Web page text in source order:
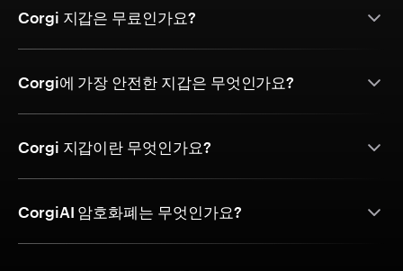
Corgi 지갑은 무료인가요?
Corgi에 가장 안전한 지갑은 무엇인가요?
Corgi 지갑이란 무엇인가요?
CorgiAI 암호화폐는 무엇인가요?